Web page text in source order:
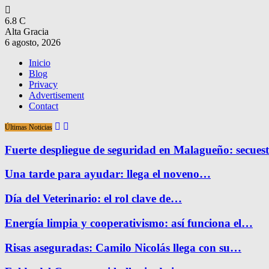
6.8 C
Alta Gracia
6 agosto, 2026
Inicio
Blog
Privacy
Advertisement
Contact
Últimas Noticias
Fuerte despliegue de seguridad en Malagueño:
Una tarde para ayudar: llega el noveno…
Día del Veterinario: el rol clave de…
Energía limpia y cooperativismo: así funciona el…
Risas aseguradas: Camilo Nicolás llega con su…